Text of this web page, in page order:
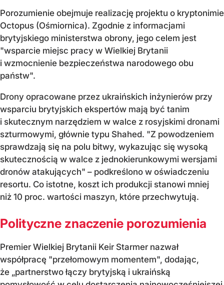
Porozumienie obejmuje realizację projektu o kryptonimie
Octopus (Ośmiornica). Zgodnie z informacjami
brytyjskiego ministerstwa obrony, jego celem jest
"wsparcie miejsc pracy w Wielkiej Brytanii
i wzmocnienie bezpieczeństwa narodowego obu
państw".
Drony opracowane przez ukraińskich inżynierów przy
wsparciu brytyjskich ekspertów mają być tanim
i skutecznym narzędziem w walce z rosyjskimi dronami
szturmowymi, głównie typu Shahed. "Z powodzeniem
sprawdzają się na polu bitwy, wykazując się wysoką
skutecznością w walce z jednokierunkowymi wersjami
dronów atakujących" – podkreślono w oświadczeniu
resortu. Co istotne, koszt ich produkcji stanowi mniej
niż 10 proc. wartości maszyn, które przechwytują.
Polityczne znaczenie porozumienia
Premier Wielkiej Brytanii Keir Starmer nazwał
współpracę "przełomowym momentem", dodając,
że „partnerstwo łączy brytyjską i ukraińską